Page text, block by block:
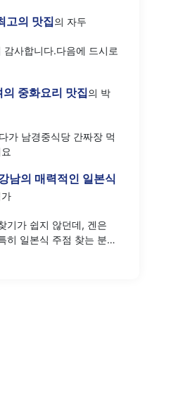
고의 맛집의 자두
감사합니다.다음에 드시로
중화요리 맛집의 박
가 남경중식당 간짜장 먹
남의 매력적인 일본식
기가 쉽지 않던데, 겐은
히 일본식 주점 찾는 분들